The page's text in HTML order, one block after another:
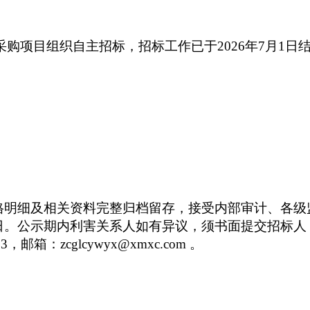
购项目组织自主招标 ， 招标工作已于2026年7 月 1 日
细及相关资料完整归档留存，接受内部审计、各
公示期内利害关系人如有异议，须书面提交招标
，邮箱： zcglcywyx@xmxc.com 。